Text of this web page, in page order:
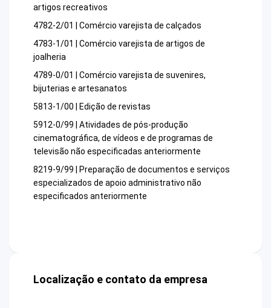
artigos recreativos
4782-2/01 | Comércio varejista de calçados
4783-1/01 | Comércio varejista de artigos de
joalheria
4789-0/01 | Comércio varejista de suvenires,
bijuterias e artesanatos
5813-1/00 | Edição de revistas
5912-0/99 | Atividades de pós-produção
cinematográfica, de vídeos e de programas de
televisão não especificadas anteriormente
8219-9/99 | Preparação de documentos e serviços
especializados de apoio administrativo não
especificados anteriormente
Localização e contato da empresa